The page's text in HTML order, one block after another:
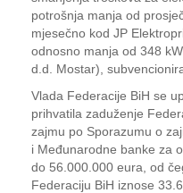
potrošnja manja od
mjesečno kod JP
odnosno manja od 348
d.d. Mostar),
Vlada Federacije BiH se
prihvatila zaduženje
zajmu po Sporazumu o
i Međunarodne banke za
do 56.000.000 eura, od
Federaciju BiH iznose